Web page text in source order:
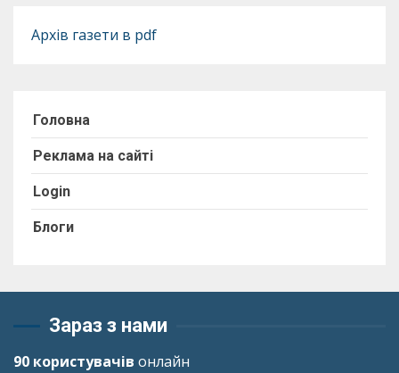
Архів газети в pdf
Головна
Реклама на сайті
Login
Блоги
Зараз з нами
90 користувачів онлайн